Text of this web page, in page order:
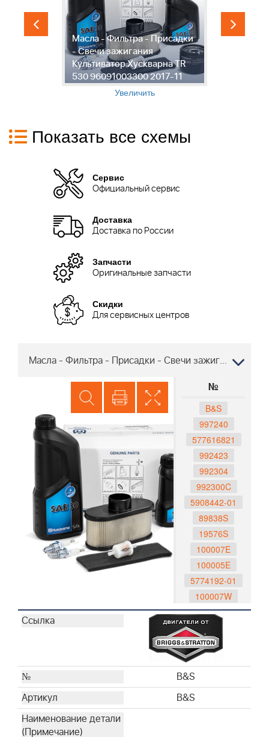
Масла - Фильтра - Присадки
- Свечи зажигания
Культиватор Хускварна TR
530 96091003300 2017-11
Увеличить
Показать все схемы
Сервис
Официальный сервис
Доставка
Доставка по России
Запчасти
Оригинальные запчасти
Скидки
Для сервисных центров
Масла - Фильтра - Присадки - Свечи зажигания Культиватор Хускварна TR 530 96091003300 2017-11
№
B&S
997240
577616821
992423
992304
992300C
5908442-01
89838S
19576S
100007E
100005E
5774192-01
100007W
992380
992381
795161
992419
992420
992416
B&S
B&S